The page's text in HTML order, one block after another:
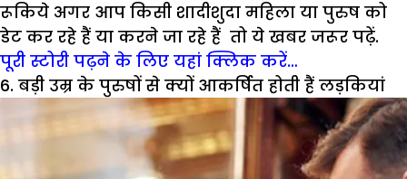
रूकिये अगर आप किसी शादीशुदा महिला या पुरुष को
डेट कर रहे हैं या करने जा रहे हैं तो ये खबर जरूर पढ़ें.
पूरी स्टोरी पढ़ने के लिए यहां क्लिक करें…
6. बड़ी उम्र के पुरुषों से क्यों आकर्षित होती हैं लड़कियां